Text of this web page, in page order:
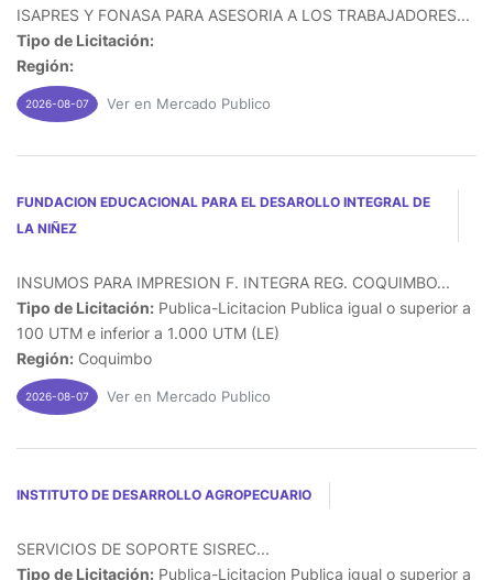
ISAPRES Y FONASA PARA ASESORIA A LOS TRABAJADORES...
Tipo de Licitación:
Región:
2026-08-07 Ver en Mercado Publico
FUNDACION EDUCACIONAL PARA EL DESAROLLO INTEGRAL DE
LA NIÑEZ
INSUMOS PARA IMPRESION F. INTEGRA REG. COQUIMBO...
Tipo de Licitación: Publica-Licitacion Publica igual o superior a
100 UTM e inferior a 1.000 UTM (LE)
Región: Coquimbo
2026-08-07 Ver en Mercado Publico
INSTITUTO DE DESARROLLO AGROPECUARIO
SERVICIOS DE SOPORTE SISREC...
Tipo de Licitación: Publica-Licitacion Publica igual o superior a